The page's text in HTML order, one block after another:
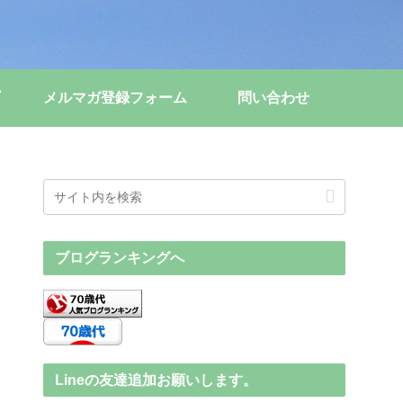
メルマガ登録フォーム 問い合わせ
ブログランキングへ
Lineの友達追加お願いします。